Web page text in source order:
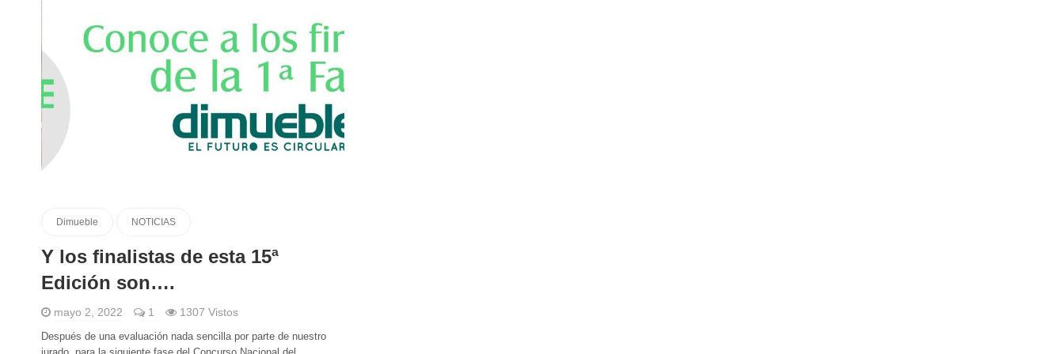
Dimueble NOTICIAS
Y los finalistas de esta 15ª
Edición son….
mayo 2, 2022 1 1307 Vistos
Después de una evaluación nada sencilla por parte de nuestro